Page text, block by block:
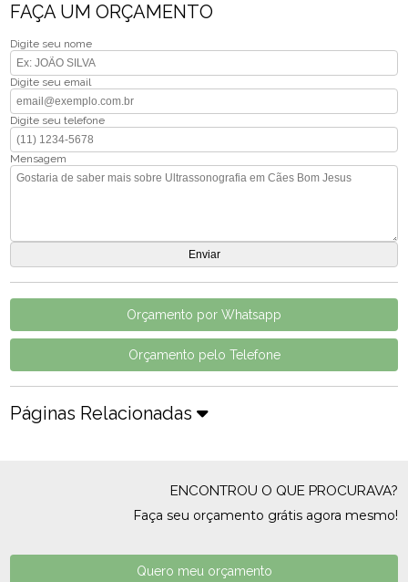
FAÇA UM ORÇAMENTO
Digite seu nome
Digite seu email
Digite seu telefone
Mensagem
Orçamento por Whatsapp
Orçamento pelo Telefone
Páginas Relacionadas
ENCONTROU O QUE PROCURAVA?
Faça seu orçamento grátis agora mesmo!
Quero meu orçamento